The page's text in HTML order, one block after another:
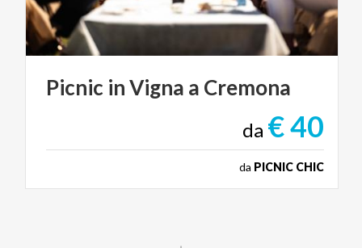
Picnic inVigna a Cremona
da € 40
da PICNIC CHIC